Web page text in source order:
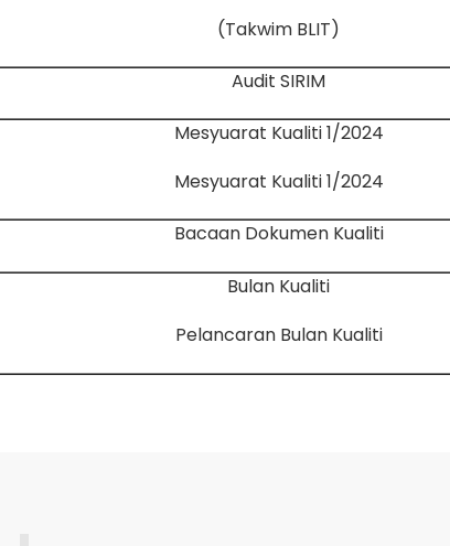
(Takwim BLIT)
Audit SIRIM
Mesyuarat Kualiti 1/2024
Mesyuarat Kualiti 1/2024
Bacaan Dokumen Kualiti
Bulan Kualiti
Pelancaran Bulan Kualiti